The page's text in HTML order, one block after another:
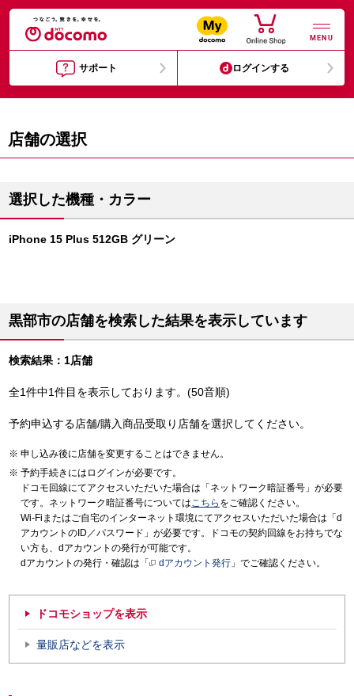
MENU
サポート ログインする
店舗の選択
選択した機種・カラー
iPhone 15 Plus 512GB グリーン
黒部市の店舗を検索した結果を表示しています
検索結果：1店舗
全1件中1件目を表示しております。(50音順)
予約申込する店舗/購入商品受取り店舗を選択してください。
申し込み後に店舗を変更することはできません。
予約手続きにはログインが必要です。
ドコモ回線にてアクセスいただいた場合は「ネットワーク暗証番号」が必要
です。ネットワーク暗証番号についてはこちら をご確認ください。
Wi-Fiまたはご自宅のインターネット環境にてアクセスいただいた場合は「d
アカウントのID／パスワード」が必要です。ドコモの契約回線をお持ちでな
い方も、dアカウントの発行が可能です。
dアカウントの発行・確認は「
dアカウント発行 」でご確認ください。
ドコモショップを表示
量販店などを表示